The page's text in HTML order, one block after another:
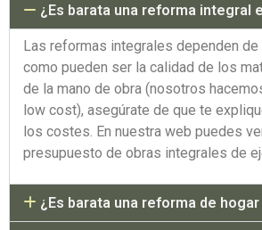
¿Es barata una reforma integral
Las reformas integrales dependen
como pueden ser la calidad de los
de la mano de obra (nosotros
low cost), asegúrate de que te
los costes. En nuestra web puedes
presupuesto de obras integrales de
¿Es barata una reforma de hogar